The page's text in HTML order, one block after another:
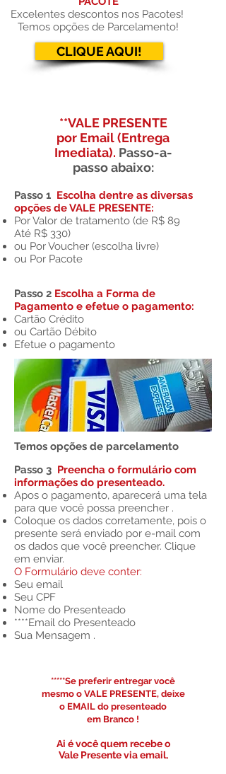
Excelentes descontos nos Pacotes!
Temos opções de Parcelamento!
CLIQUE AQUI!
Passo 1 Escolha dentre as diversas
opções de VALE PRESENTE:
Por Valor de tratamento (de R$ 89
Até R$ 330)
ou Por Voucher (escolha livre)
ou Por Pacote
Passo 2 Escolha a Forma de
Pagamento e efetue o pagamento:
Cartão Crédito
ou Cartão Débito
Efetue o pagamento
Temos opções de parcelamento
Passo 3 Preencha o formulário com
informações do presenteado.
Apos o pagamento, aparecerá uma tela
para que você possa preencher .
Coloque os dados corretamente, pois o
presente será enviado por e-mail com
os dados que você preencher. Clique
em enviar.
O Formulário deve conter:
Seu email
Seu CPF
Nome do Presenteado
****Email do Presenteado
Sua Mensagem .
*****Se preferir entregar você
mesmo o VALE PRESENTE, deixe
o EMAIL do presenteado
em Branco !
Ai é você quem recebe o
Vale Presente via email,
**VALE PRESENTE
por Email (Entrega
Imediata). Passo-a-
passo abaixo: